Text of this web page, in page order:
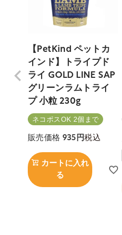
【PetKind ペットカ
インド】トライプド
ライ GOLD LINE SAP
グリーンラムトライ
プ 小粒 230g
ネコポスOK 2個まで
販売価格 935 税込
カートに入れ
る